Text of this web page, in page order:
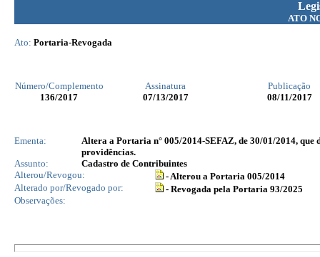
ATO
Ato: Portaria-Revogada
Número/Complemento Assinatura
Publicação
136/2017 07/13/2017 08/11/2017
Ementa:
Altera a Portaria n° 005/2014-SEFAZ, de 30/01/2014, que
providências.
Assunto:
Cadastro de Contribuintes
Alterou/Revogou:
- Alterou a Portaria 005/2014
Alterado por/Revogado por:
- Revogada pela Portaria 93/2025
Observações: